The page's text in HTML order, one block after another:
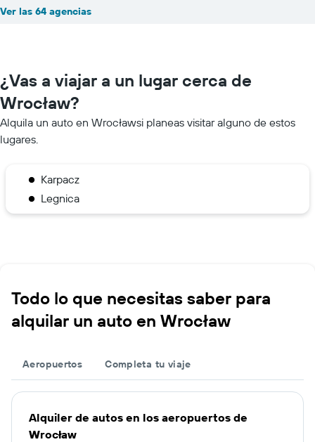
Ver las 64 agencias
¿Vas a viajar a un lugar cerca de
Wrocław?
Alquila un auto en Wrocławsi planeas visitar alguno de estos
lugares.
Karpacz
Legnica
Todo lo que necesitas saber para
alquilar un auto en Wrocław
Aeropuertos Completa tu viaje
Alquiler de autos en los aeropuertos de
Wrocław